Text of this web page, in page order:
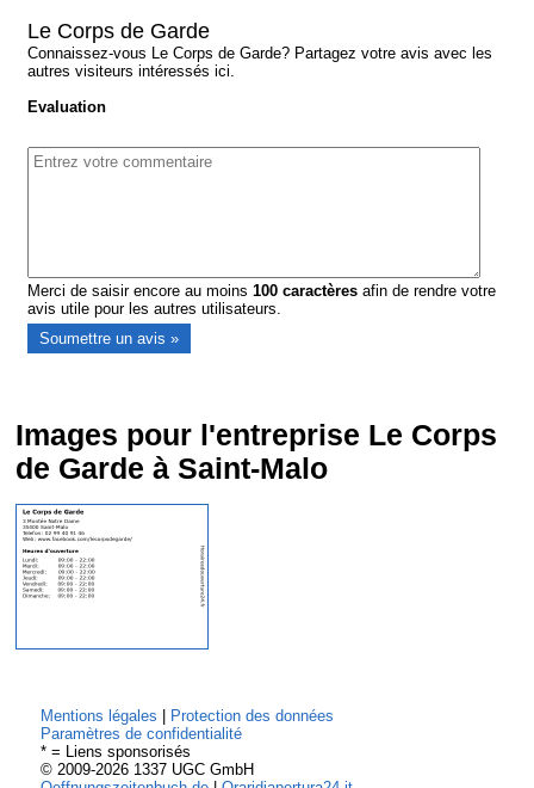
Le Corps de Garde
Connaissez-vous Le Corps de Garde? Partagez votre avis avec les
autres visiteurs intéressés ici.
Evaluation
Merci de saisir encore au moins100 caractères afin de rendre votre
avis utile pour les autres utilisateurs.
Images pour l'entreprise Le Corps
de Garde à Saint-Malo
Mentions légales
Protection des données
Paramètres de confidentialité
* = Liens sponsorisés
© 2009-2026 1337 UGC GmbH